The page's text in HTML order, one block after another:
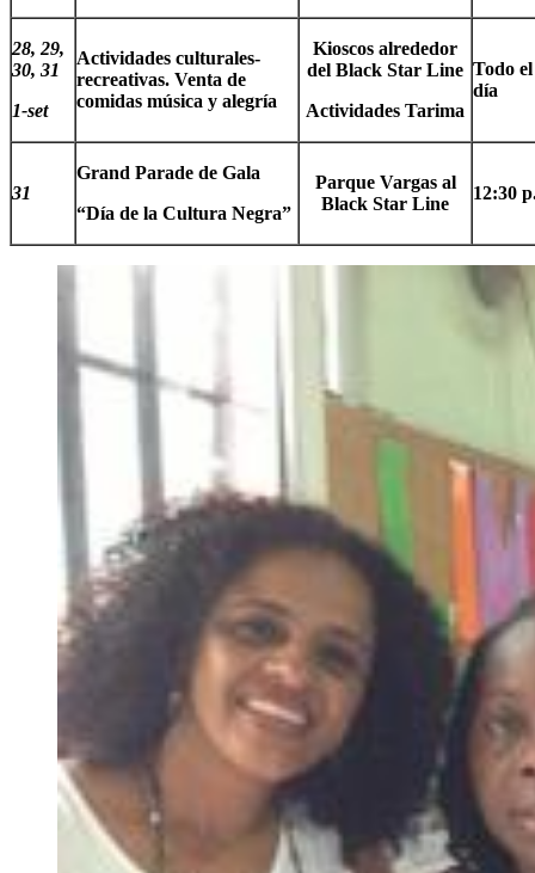
28, 29,
30, 31
1-set
Actividades culturales-
recreativas. Venta de
comidas música y alegría
Kioscos alrededor
del Black Star Line
Actividades Tarima
Todo el
día
31
Grand Parade de Gala
“Día de la Cultura Negra”
Parque Vargas al
Black Star Line
12:30